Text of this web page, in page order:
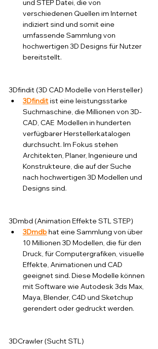
und STEP Datei, die von
verschiedenen Quellen im Internet
indiziert sind und somit eine
umfassende Sammlung von
hochwertigen 3D Designs für Nutzer
bereitstellt.
3Dfindit (3D CAD Modelle von Hersteller)
3Dfindit ist eine leistungsstarke
Suchmaschine, die Millionen von 3D-
CAD, CAE  Modellen in hunderten
verfügbarer Herstellerkatalogen
durchsucht. Im Fokus stehen
Architekten, Planer, Ingenieure und
Konstrukteure, die auf der Suche
nach hochwertigen 3D Modellen und
Designs sind.
3Dmbd (Animation Effekte STL STEP)
3Dmdb hat eine Sammlung von über
10 Millionen 3D Modellen, die für den
Druck, für Computergrafiken, visuelle
Effekte, Animationen und CAD
geeignet sind. Diese Modelle können
mit Software wie Autodesk 3ds Max,
Maya, Blender, C4D und Sketchup
gerendert oder gedruckt werden.
3DCrawler (Sucht STL)